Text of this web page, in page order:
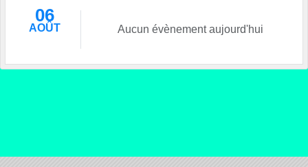
06
AOÛT Aucun évènement aujourd'hui